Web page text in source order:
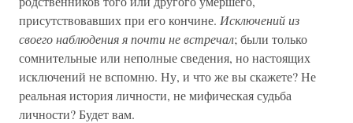
присутствовавших при его кончине. Исключений из
своего наблюдения я почти не встречал; были только
сомнительные или неполные сведения, но настоящих
исключений не вспомню. Ну, и что же вы скажете? Не
реальная история личности, не мифическая судьба
личности? Будет вам.